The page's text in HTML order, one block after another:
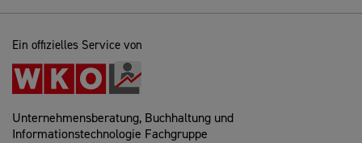
Ein offizielles Service von
Unternehmensberatung, Buchhaltung und
Informationstechnologie Fachgruppe